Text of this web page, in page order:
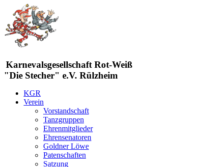
Karnevalsgesellschaft Rot-Weiß
"Die Stecher" e.V. Rülzheim
KGR
Verein
Vorstandschaft
Tanzgruppen
Ehrenmitglieder
Ehrensenatoren
Goldner Löwe
Patenschaften
Satzung